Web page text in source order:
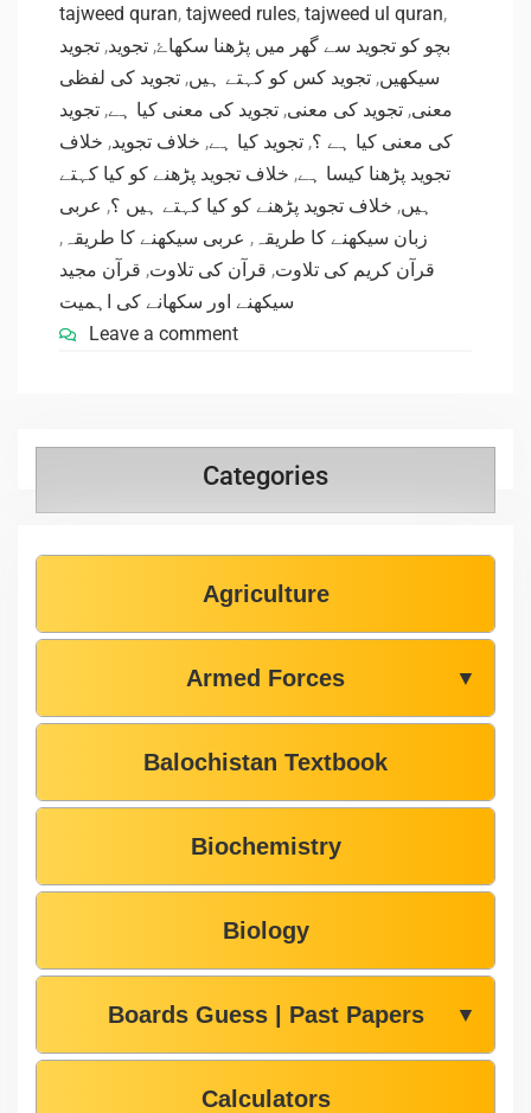
tajweed quran, tajweed rules, tajweed ul quran,
بچو کو تجوید سے گھر میں پڑھنا سکھاۓ, تجوید, تجوید
سیکھیں, تجوید کس کو کہتے ہیں, تجوید کی لفظی
معنی, تجوید کی معنی, تجوید کی معنی کیا ہے, تجوید
کی معنی کیا ہے ؟, تجوید کیا ہے, خلاف تجوید, خلاف
تجوید پڑھنا کیسا ہے, خلاف تجوید پڑھنے کو کیا کہتے
ہیں, خلاف تجوید پڑھنے کو کیا کہتے ہیں ؟, عربی
زبان سیکھنے کا طریقہ , عربی سیکھنے کا طریقہ ,
قرآن کریم کی تلاوت, قرآن کی تلاوت, قرآن مجید
سیکھنے اور سکھانے کی اہمیت
Leave a comment
Categories
Agriculture
Armed Forces ▼
Balochistan Textbook
Biochemistry
Biology
Boards Guess | Past Papers ▼
Calculators